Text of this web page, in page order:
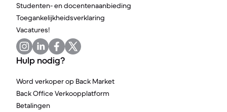
Studenten- en docentenaanbieding
Toegankelijkheidsverklaring
Vacatures!
Hulp nodig?
Word verkoper op Back Market
Back Office Verkoopplatform
Betalingen